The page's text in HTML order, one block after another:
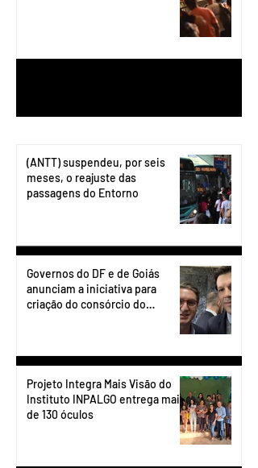
(ANTT) suspendeu, por seis
meses, o reajuste das
passagens do Entorno
Governos do DF e de Goiás
anunciam a iniciativa para
criação do consórcio do
Projeto Integra Mais Visão do
Instituto INPALGO entrega mais
de 130 óculos